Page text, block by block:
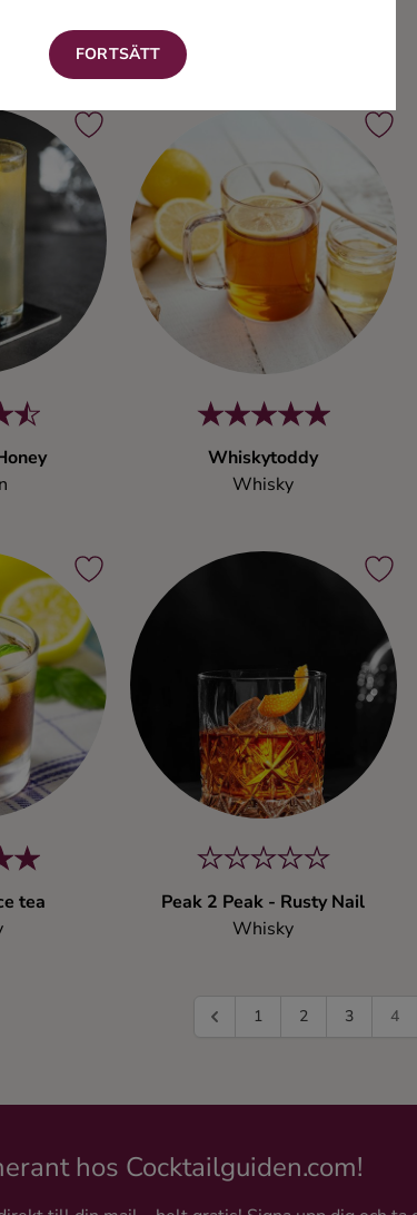
FORTSÄTT
Whiskytoddy
Whisky
tea
Peak 2 Peak - Rusty Nail
Whisky
1 2 3 4
hos Cocktailguiden.com!